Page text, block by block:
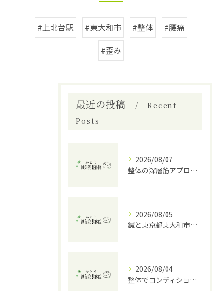
#上北台駅 #東大和市 #整体
#腰痛
#歪み
最近の投稿
Recent
Posts
2026/08/07
整体の深層筋アプローチで東京都東大和市上北台の根本改善を叶える方法
2026/08/05
鍼と東京都東大和市上北台で小円筋の野球肩ケアとリスク回避のポイント
2026/08/04
整体でコンディションを整える東京都東大和市上北台での選び方と活用ポイント